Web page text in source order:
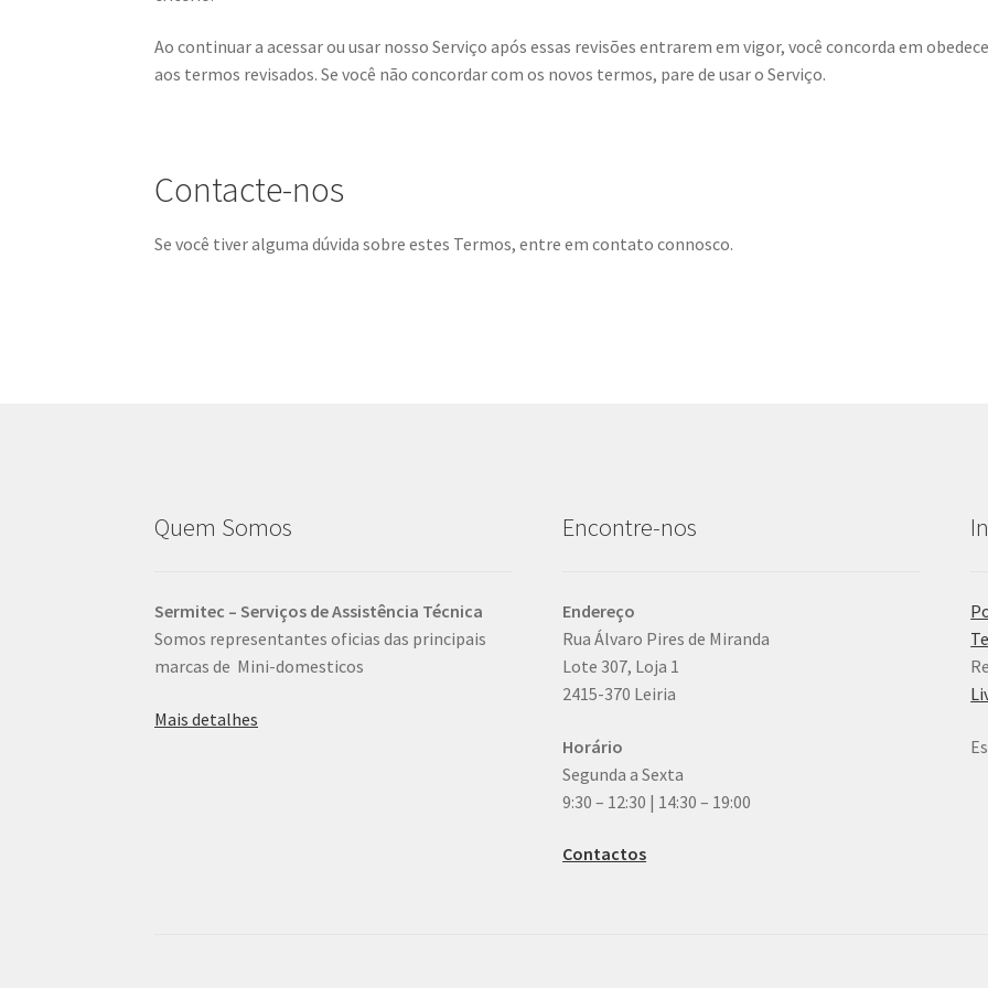
Ao continuar a acessar ou usar nosso Serviço após essas revisões entrarem em vigor, você concorda em
aos termos revisados. Se você não concordar com os novos termos, pare de usar o Serviço.
Contacte-nos
Se você tiver alguma dúvida sobre estes Termos, entre em contato connosco.
Quem Somos
Sermitec – Serviços de Assistência Técnica
Somos representantes oficias das principais
marcas de Mini-domesticos
Mais detalhes
Encontre-nos
Endereço
Rua Álvaro Pires de Miranda
Lote 307, Loja 1
2415-370 Leiria
Horário
Segunda a Sexta
9:30 – 12:30 | 14:30 – 19:00
Contactos